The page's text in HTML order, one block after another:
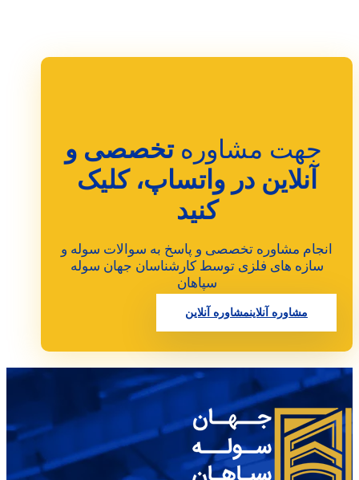
جهت مشاوره تخصصی و
آنلاین در واتساپ، کلیک
کنید
انجام مشاوره تخصصی و پاسخ به سوالات سوله و
سازه های فلزی توسط کارشناسان جهان سوله
سپاهان
مشاوره آنلاینمشاوره آنلاین